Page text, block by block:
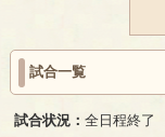
試合一覧
試合状況：全日程終了